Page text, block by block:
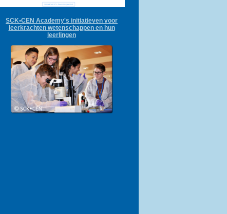
SCK•CEN Academy's initiatieven voor
leerkrachten wetenschappen en hun
leerlingen